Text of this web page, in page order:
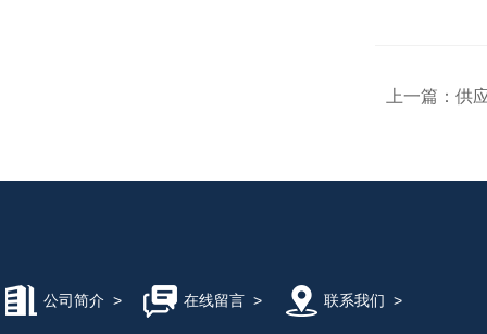
上一篇： 供
公司简介 > 在线留言> 联系我们 >